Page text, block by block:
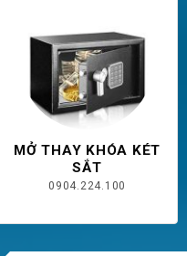
MỞ THAY KHÓA KÉT
SẮT
0904.224.100